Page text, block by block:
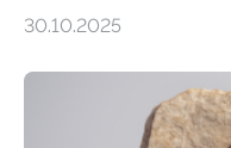
erfüllen können,
der Ruhr-Universität
und Dr. Ismaila Francis
30.10.2025